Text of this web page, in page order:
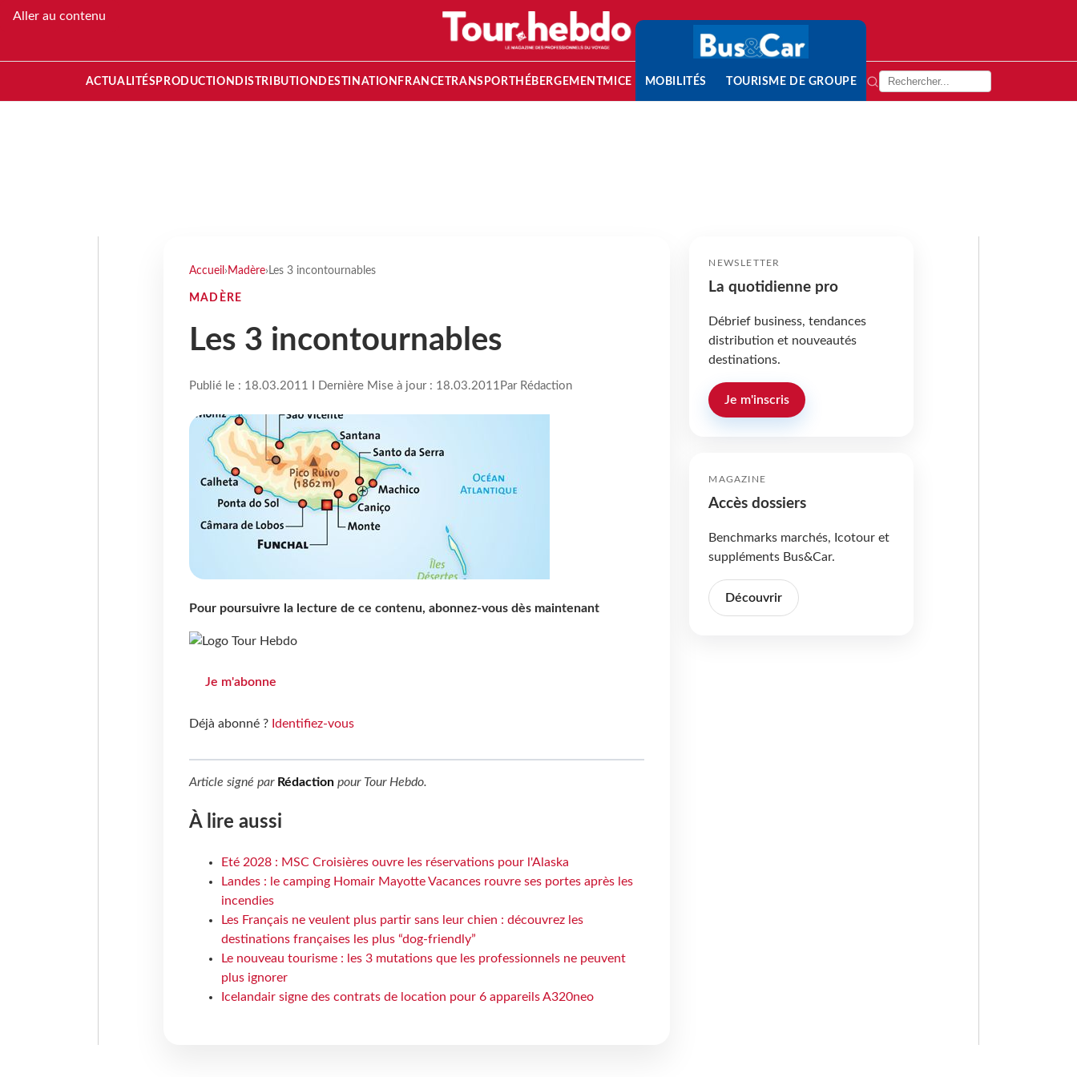
Aller au contenu
ACTUALITÉS PRODUCTION DISTRIBUTION DESTINATION FRANCETRANSPORT HÉBERGEMENTMICE MOBILITÉS TOURISME DE GROUPE
Accueil › Madère› Les 3 incontournables
MADÈRE
Les 3 incontournables
Publié le : 18.03.2011 I Dernière Mise à jour : 18.03.2011 Par Rédaction
Pour poursuivre la lecture de ce contenu, abonnez-vous dès maintenant
Je m'abonne
Déjà abonné ? Identifiez-vous
Article signé par Rédactionpour Tour Hebdo.
À lire aussi
Eté 2028 : MSC Croisières ouvre les réservations pour l'Alaska
Landes : le camping Homair Mayotte Vacances rouvre ses portes après les
incendies
Les Français ne veulent plus partir sans leur chien : découvrez les
destinations françaises les plus “dog-friendly”
Le nouveau tourisme : les 3 mutations que les professionnels ne peuvent
plus ignorer
Icelandair signe des contrats de location pour 6 appareils A320neo
NEWSLETTER
La quotidienne pro
Débrief business, tendances
distribution et nouveautés
destinations.
Je m'inscris
MAGAZINE
Accès dossiers
Benchmarks marchés, Icotour et
suppléments Bus&Car.
Découvrir